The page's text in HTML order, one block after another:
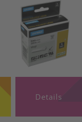
Details